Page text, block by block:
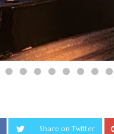
Share on Twitter